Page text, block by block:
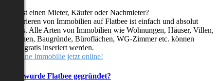
suchst einen Mieter, Käufer oder Nachmieter?
Inserieren von Immobilien auf Flatbee ist einfach und absolut
Alle Arten von Immobilien wie Wohnungen, Häuser, Villen,
Baugründe, Büroflächen, WG-Zimmer etc. können
gratis inseriert werden.
deine Immobilie jetzt online!
wurde Flatbee gegründet?